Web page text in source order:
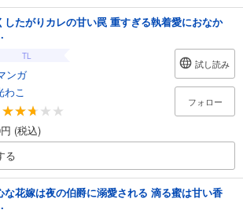
したがりカレの甘い罠 重すぎる執着愛におなか
TL
ンガ
わこ
(税込)
試し読み
フォロー
る
な花嫁は夜の伯爵に溺愛される 滴る蜜は甘い香